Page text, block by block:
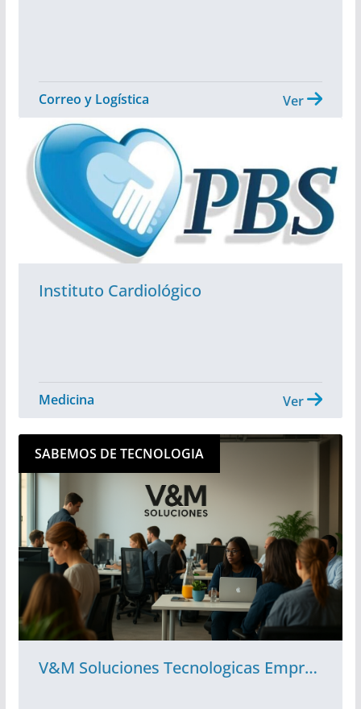
Ver
Correo y Logística
Instituto Cardiológico
Ver
Medicina
SABEMOS DE TECNOLOGIA
V&M Soluciones Tecnologicas Empresariales